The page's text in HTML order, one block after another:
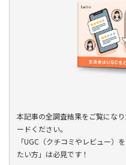
本記事の全調査結果をご覧にな
ードください。
「UGC（クチコミやレビュー）
たい方」は必見です！